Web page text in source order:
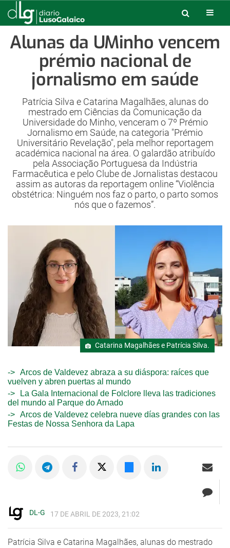
Alunas da UMinho vencem
prémio nacional de
jornalismo em saúde
Patrícia Silva e Catarina Magalhães, alunas do
mestrado em Ciências da Comunicação da
Universidade do Minho, venceram o 7º Prémio
Jornalismo em Saúde, na categoria "Prémio
Universitário Revelação", pela melhor reportagem
académica nacional na área. O galardão atribuído
pela Associação Portuguesa da Indústria
Farmacêutica e pelo Clube de Jornalistas destacou
assim as autoras da reportagem online “Violência
obstétrica: Ninguém nos faz o parto, o parto somos
nós que o fazemos”.
Catarina Magalhães e Patrícia Silva.
Arcos de Valdevez abraza a su diáspora: raíces que
vuelven y abren puertas al mundo
La Gala Internacional de Folclore lleva las tradiciones
del mundo al Parque do Arnado
Arcos de Valdevez celebra nueve días grandes con las
Festas de Nossa Senhora da Lapa
DL-G 17 DE ABRIL DE 2023, 21:02
Patrícia Silva e Catarina Magalhães, alunas do mestrado